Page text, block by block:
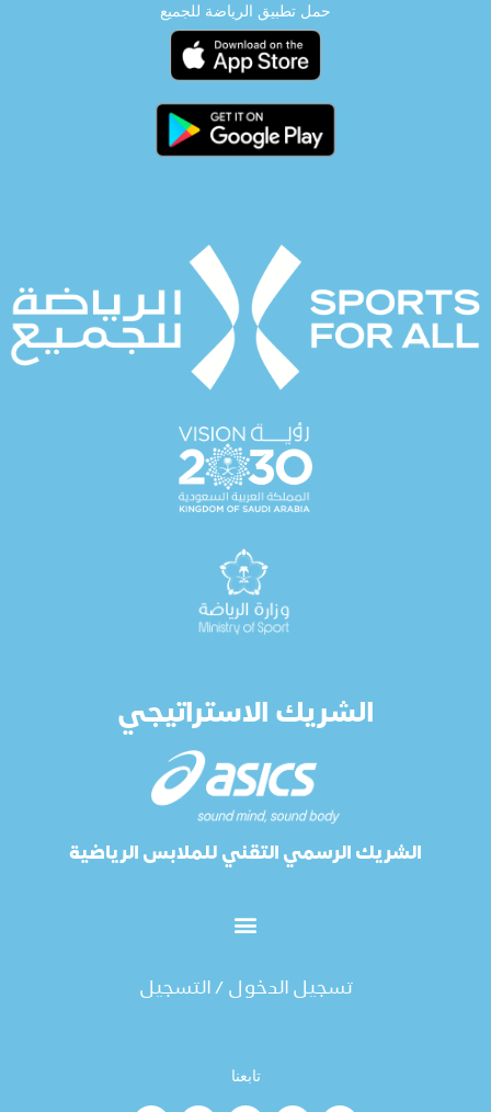
حمل تطبيق الرياضة للجميع
الشريك الاستراتيجي
الشريك الرسمي التقني للملابس الرياضية
تسجيل الدخول / التسجيل
تابعنا